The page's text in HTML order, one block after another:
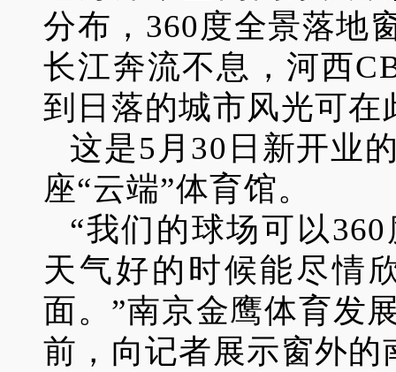
分布，360度全景落
长江奔流不息，河西
到日落的城市风光可在
这是5月30日新开业
座“云端”体育馆。
“我们的球场可以
天气好的时候能尽情
面。”南京金鹰体育发
前，向记者展示窗外的